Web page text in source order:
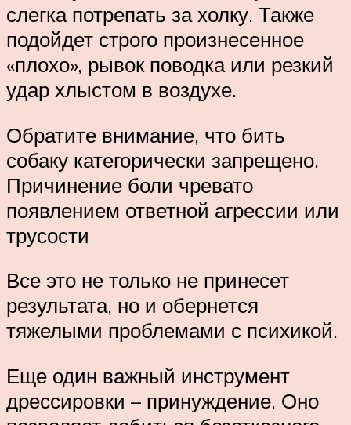
слегка потрепать за холку. Также
подойдет строго произнесенное
«плохо», рывок поводка или резкий
удар хлыстом в воздухе.
Обратите внимание, что бить
собаку категорически запрещено.
Причинение боли чревато
появлением ответной агрессии или
трусости
Все это не только не принесет
результата, но и обернется
тяжелыми проблемами с психикой.
Еще один важный инструмент
дрессировки – принуждение. Оно